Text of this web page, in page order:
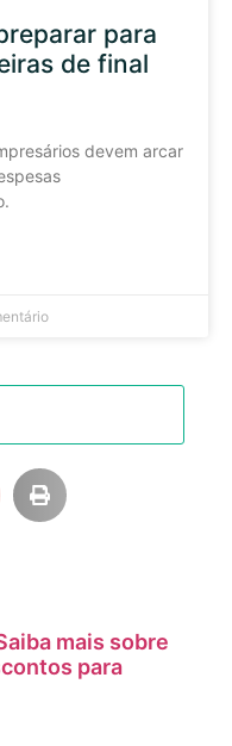
para
de final
devem arcar
mais sobre
para